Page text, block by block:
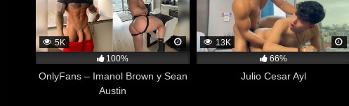
5K
100%
OnlyFans – Imanol Brown y Sean
Austin
13K
66%
Julio Cesar Ayl